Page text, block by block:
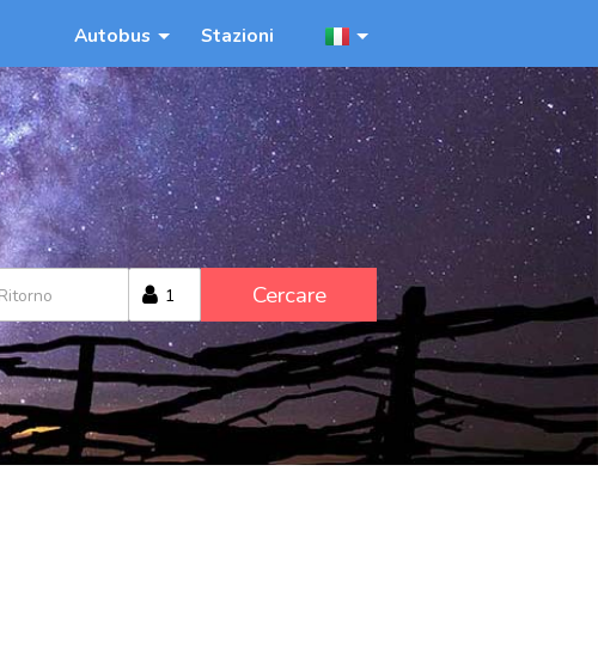
Autobus Stazioni
Cercare